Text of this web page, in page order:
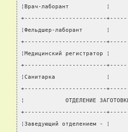
¦Врач-лаборант
+------------------------
¦Фельдшер-лаборант
+------------------------
¦Медицинский
+------------------------
¦Санитарка               ¦
+------------------------
¦            ОТДЕЛЕНИЕ
+------------------------
¦Заведующий